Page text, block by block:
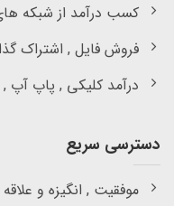
کسب درآمد از شبکه
فروش فایل , اشتراک
درآمد کلیکی , پاپ آپ
دسترسی سریع
موفقیت , انگیزه و